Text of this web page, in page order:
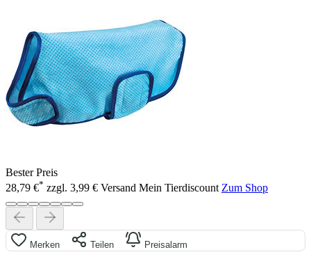
Bester Preis
28,79 €* zzgl. 3,99 € Versand Mein Tierdiscount Zum Shop
Merken Teilen Preisalarm